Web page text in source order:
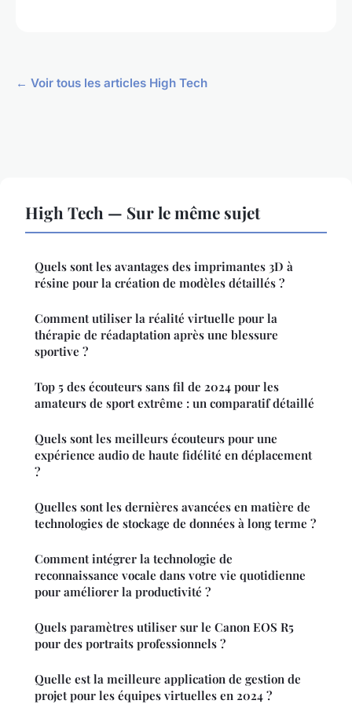
← Voir tous les articles High Tech
High Tech — Sur le même sujet
Quels sont les avantages des imprimantes 3D à
résine pour la création de modèles détaillés ?
Comment utiliser la réalité virtuelle pour la
thérapie de réadaptation après une blessure
sportive ?
Top 5 des écouteurs sans fil de 2024 pour les
amateurs de sport extrême : un comparatif détaillé
Quels sont les meilleurs écouteurs pour une
expérience audio de haute fidélité en déplacement
?
Quelles sont les dernières avancées en matière de
technologies de stockage de données à long terme ?
Comment intégrer la technologie de
reconnaissance vocale dans votre vie quotidienne
pour améliorer la productivité ?
Quels paramètres utiliser sur le Canon EOS R5
pour des portraits professionnels ?
Quelle est la meilleure application de gestion de
projet pour les équipes virtuelles en 2024 ?